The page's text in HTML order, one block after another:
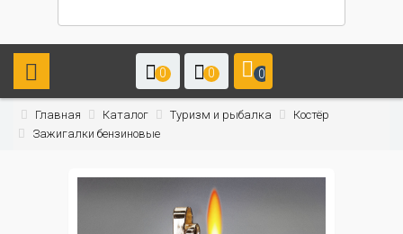
0 0 0
Главная Каталог Туризм и рыбалка
Костёр
Зажигалки бензиновые